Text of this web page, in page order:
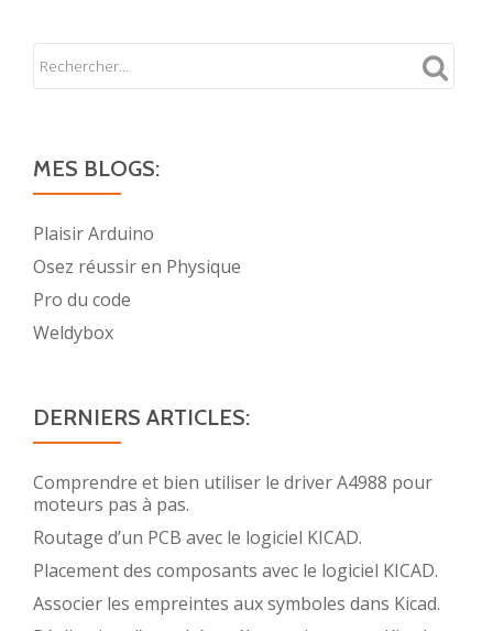
MES BLOGS:
Plaisir Arduino
Osez réussir en Physique
Pro du code
Weldybox
DERNIERS ARTICLES:
Comprendre et bien utiliser le driver A4988 pour
moteurs pas à pas.
Routage d’un PCB avec le logiciel KICAD.
Placement des composants avec le logiciel KICAD.
Associer les empreintes aux symboles dans Kicad.